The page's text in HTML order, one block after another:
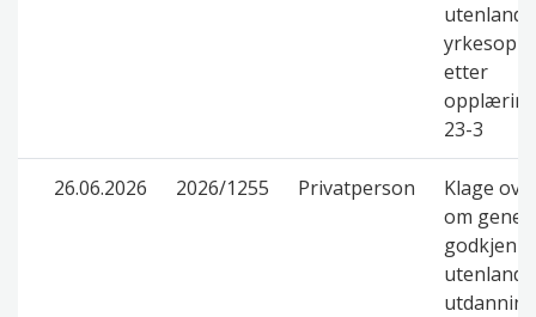
etter
23-3
26.06.2026 2026/1255 Privatperson
Klage
om